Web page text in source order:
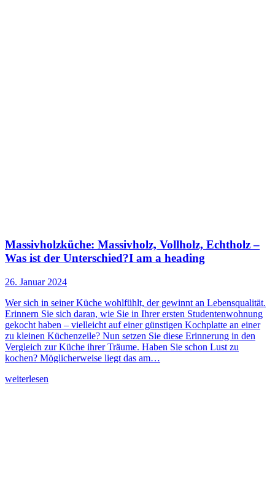
Massivholzküche: Massivholz, Vollholz, Echtholz –
Was ist der Unterschied?I am a heading
26. Januar 2024
Wer sich in seiner Küche wohlfühlt, der gewinnt an Lebensqualität.
Erinnern Sie sich daran, wie Sie in Ihrer ersten Studentenwohnung
gekocht haben – vielleicht auf einer günstigen Kochplatte an einer
zu kleinen Küchenzeile? Nun setzen Sie diese Erinnerung in den
Vergleich zur Küche ihrer Träume. Haben Sie schon Lust zu
kochen? Möglicherweise liegt das am…
weiterlesen